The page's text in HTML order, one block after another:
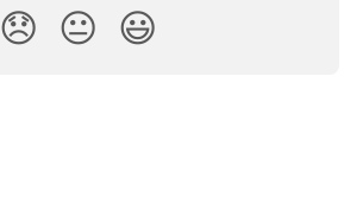
😞 😐 😃